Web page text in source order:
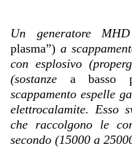
Un generatore MHD
plasma”) a
con esplosivo
(sostanze a basso
scappamento espelle
elettrocalamite. Esso
che raccolgono le
secondo (15000 a